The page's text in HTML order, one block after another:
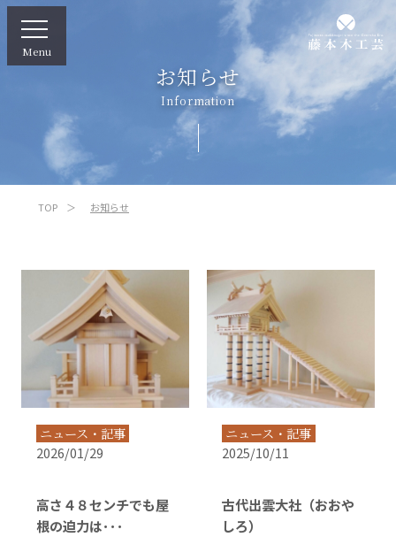
Menu
お知らせ
Information
TOP お知らせ
ニュース・記事
2026/01/29
高さ４８センチでも屋
根の迫力は･･･
ニュース・記事
2025/10/11
古代出雲大社（おおや
しろ）